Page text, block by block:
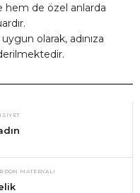
de özel anlarda
olarak, adınıza
MATERYALI